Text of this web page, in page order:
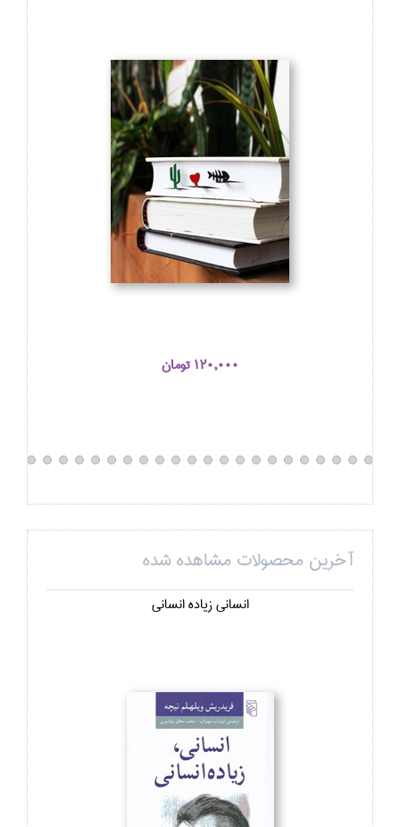
120,000 تومان
آخرین محصولات مشاهده شده
انساني زياده انساني